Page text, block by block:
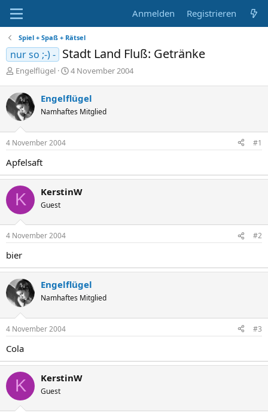
Anmelden Registrieren
Spiel + Spaß + Rätsel
nur so ;-) - Stadt Land Fluß: Getränke
E
s
t
e
l
l
e
Engelflügel
E
t
e
l
4 November 2004
Engelflügel
Namhaftes Mitglied
4 November 2004 #1
Apfelsaft
K KerstinW
Guest
4 November 2004 #2
bier
Engelflügel
Namhaftes Mitglied
4 November 2004 #3
Cola
K KerstinW
Guest